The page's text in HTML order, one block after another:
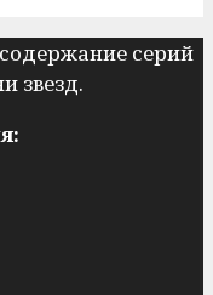
серий
звезд.